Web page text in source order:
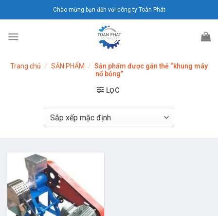
đến
dung
Chào mừng bạn đến với công ty Toàn Phát
Trang chủ / SẢN PHẨM / Sản phẩm được gắn thẻ “khung máy
nổ bỏng”
LỌC